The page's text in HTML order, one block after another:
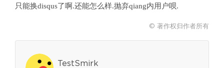
只能换disqus了啊.还能怎么样.抛弃qiang内用户呗.
© 著作权归作者所有
TestSmirk